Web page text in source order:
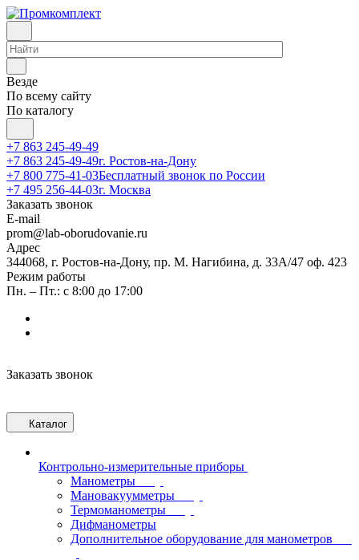
Везде
По всему сайту
По каталогу
+7 863 245-49-49
+7 863 245-49-49г. Ростов-на-Дону
+7 800 775-41-03Бесплатный звонок по России
+7 495 256-44-03г. Москва
Заказать звонок
E-mail
prom@lab-oborudovanie.ru
Адрес
344068, г. Ростов-на-Дону, пр. М. Нагибина, д. 33А/47 оф. 423
Режим работы
Пн. – Пт.: с 8:00 до 17:00
Заказать звонок
Каталог
Контрольно-измерительные приборы
Манометры
Мановакуумметры
Термоманометры
Дифманометры
Дополнительное оборудование для манометров